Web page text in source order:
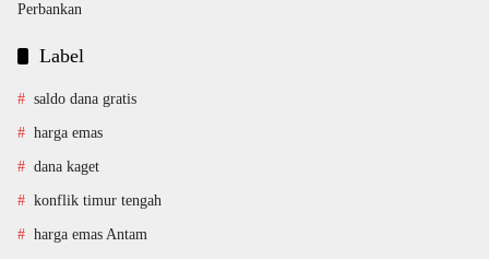
Perbankan
Label
saldo dana gratis
harga emas
dana kaget
konflik timur tengah
harga emas Antam